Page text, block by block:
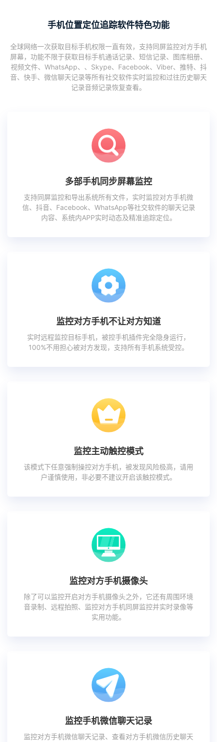
手机位置定位追踪软件特色功能
全球网络一次获取目标手机权限一直有效，支持同屏监控对方手机
屏幕，功能不限于获取目标手机通话记录、短信记录、图库相册、
视频文件、WhatsApp、、Skype、Facebook、Viber、推特、抖
音、快手、微信聊天记录等所有社交软件实时监控和过往历史聊天
记录音频记录恢复查看。
多部手机同步屏幕监控
支持同屏监控和导出系统所有文件，实时监控对方手机微
信、抖音、Facebook、WhatsApp等社交软件的聊天记录
内容、系统内APP实时动态及精准追踪定位。
监控对方手机不让对方知道
实时远程监控目标手机，被控手机插件完全隐身运行，
100%不用担心被对方发现，支持所有手机系统受控。
监控主动触控模式
该模式下任意强制操控对方手机，被发现风险极高，请用
户谨慎使用，非必要不建议开启该触控模式。
监控对方手机摄像头
除了可以监控开启对方手机摄像头之外，它还有周围环境
音录制、远程拍照、监控对方手机同屏监控并实时录像等
实用功能。
监控手机微信聊天记录
监控对方手机微信聊天记录、查看对方手机微信历史聊天